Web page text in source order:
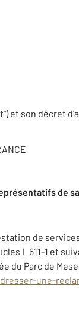
et son décret
de
de
L 611-1 et
du Parc de
une-